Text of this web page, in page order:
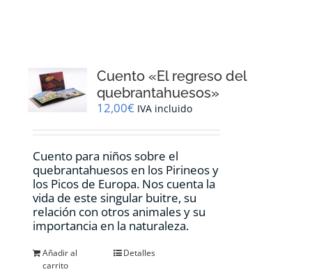
CONTACTO
Cuento «El regreso del
quebrantahuesos»
12,00€ IVA incluido
Cuento para niños sobre el
quebrantahuesos en los Pirineos y
los Picos de Europa. Nos cuenta la
vida de este singular buitre, su
relación con otros animales y su
importancia en la naturaleza.
Añadir al
carrito
Detalles